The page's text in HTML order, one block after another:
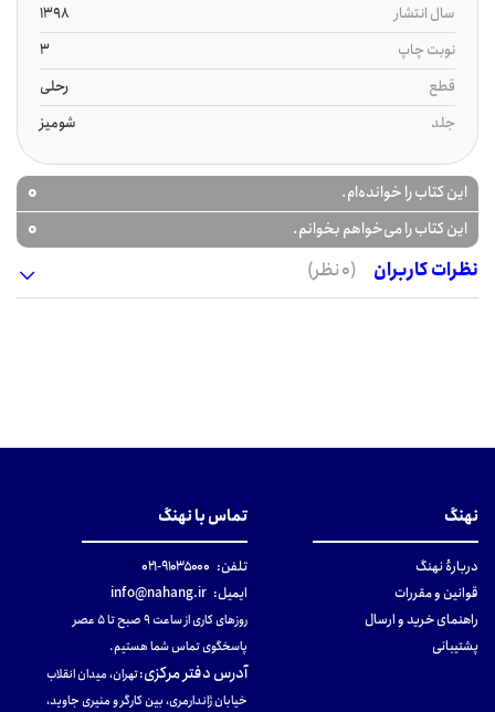
سال انتشار
1398
نوبت چاپ
3
قطع
رحلی
جلد
شومیز
این کتاب را خوانده‌ام. 0
این کتاب را می‌خواهم بخوانم.
0
نظرات کاربران
(0 نظر)
نهنگ
دربارهٔ نهنگ
قوانین و مقررات
راهنمای خرید و ارسال
پشتیبانی
تماس با نهنگ
تلفن: ۹۱۰۳۵۰۰۰-۰۲۱
ایمیل: info@nahang.ir
روزهای کاری از ساعت ۹ صبح تا ۵ عصر
پاسخگوی تماس شما هستیم.
آدرس دفتر مرکزی:تهران، میدان انقلاب
خیابان ژاندارمری، بین کارگر و منیری جاوید،